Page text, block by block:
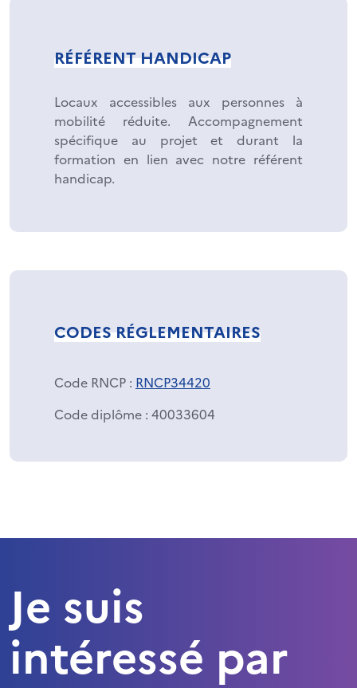
RÉFÉRENT HANDICAP
Locaux accessibles aux personnes à
mobilité réduite. Accompagnement
spécifique au projet et durant la
formation en lien avec notre référent
handicap.
CODES RÉGLEMENTAIRES
Code RNCP : RNCP34420
Code diplôme : 40033604
Je suis
intéressé par